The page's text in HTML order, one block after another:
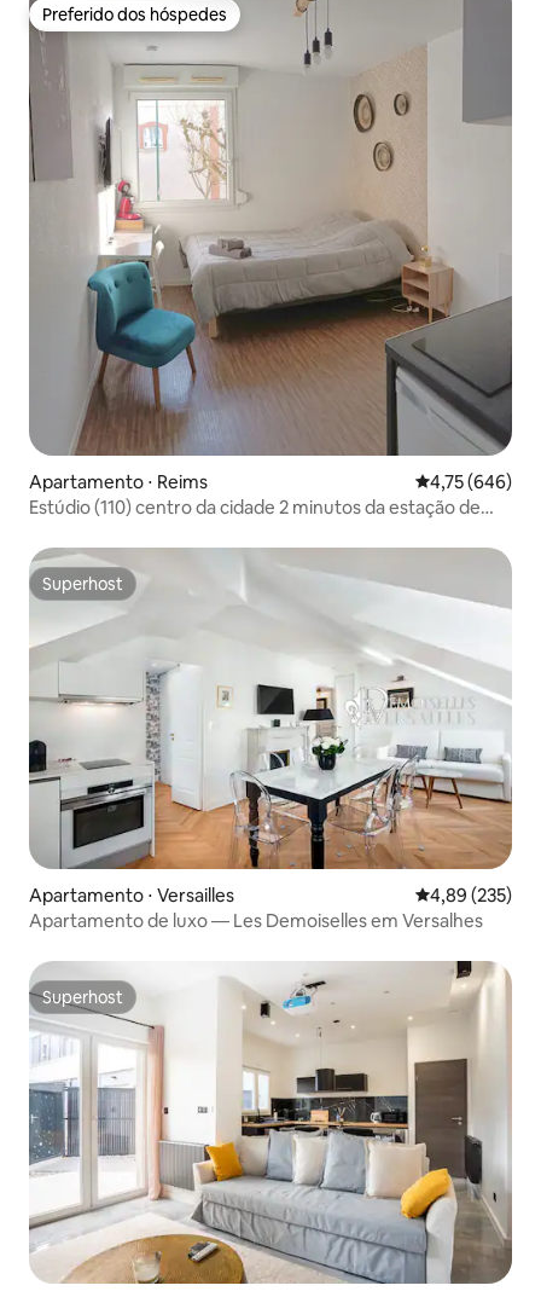
Preferido dos hóspedes
Preferido dos hóspedes
Apartamento ⋅ Reims 4,75 de uma
4,75 (646)
Estúdio (110) centro da cidade 2 minutos da estação de
Superhost
Superhost
Apartamento ⋅ Versailles 4,89 de uma
4,89 (235)
Apartamento de luxo — Les Demoiselles em Versalhes
Superhost
Superhost